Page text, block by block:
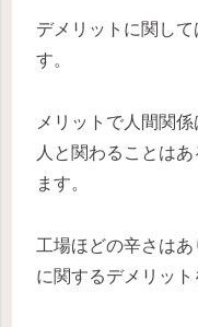
デメリットに関し
す。
メリットで人間関
人と関わることは
ます。
工場ほどの辛さは
に関するデメリット